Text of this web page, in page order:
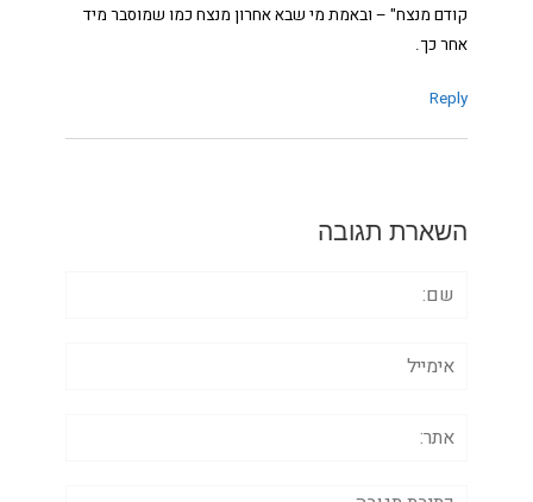
קודם מנצח" – ובאמת מי שבא אחרון מנצח כמו שמוסבר מיד
אחר כך.
Reply
השארת תגובה
תגובה